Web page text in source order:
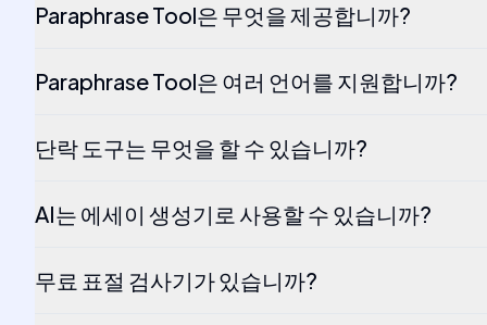
Paraphrase Tool은 무엇을 제공합니까?
Paraphrase Tool은 여러 언어를 지원합니까?
단락 도구는 무엇을 할 수 있습니까?
AI는 에세이 생성기로 사용할 수 있습니까?
무료 표절 검사기가 있습니까?